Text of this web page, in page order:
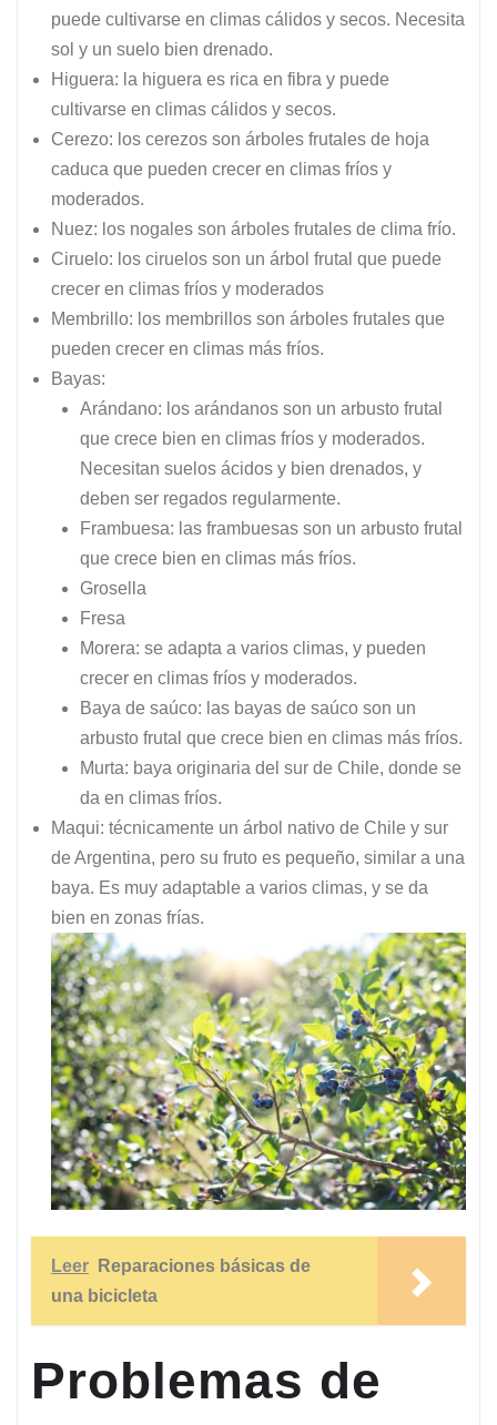
puede cultivarse en climas cálidos y secos. Necesita
sol y un suelo bien drenado.
Higuera: la higuera es rica en fibra y puede
cultivarse en climas cálidos y secos.
Cerezo: los cerezos son árboles frutales de hoja
caduca que pueden crecer en climas fríos y
moderados.
Nuez: los nogales son árboles frutales de clima frío.
Ciruelo: los ciruelos son un árbol frutal que puede
crecer en climas fríos y moderados
Membrillo: los membrillos son árboles frutales que
pueden crecer en climas más fríos.
Bayas:
Arándano: los arándanos son un arbusto frutal
que crece bien en climas fríos y moderados.
Necesitan suelos ácidos y bien drenados, y
deben ser regados regularmente.
Frambuesa: las frambuesas son un arbusto frutal
que crece bien en climas más fríos.
Grosella
Fresa
Morera: se adapta a varios climas, y pueden
crecer en climas fríos y moderados.
Baya de saúco: las bayas de saúco son un
arbusto frutal que crece bien en climas más fríos.
Murta: baya originaria del sur de Chile, donde se
da en climas fríos.
Maqui: técnicamente un árbol nativo de Chile y sur
de Argentina, pero su fruto es pequeño, similar a una
baya. Es muy adaptable a varios climas, y se da
bien en zonas frías.
Leer
Reparaciones básicas de
una bicicleta
Problemas de